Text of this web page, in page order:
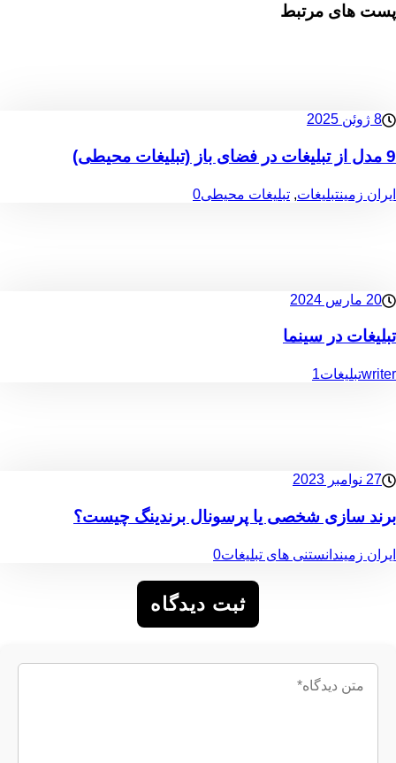
پست های مرتبط
8 ژوئن 2025
9 مدل از تبلیغات در فضای باز (تبلیغات محیطی)
ایران زمینتبلیغات, تبلیغات محیطی0
20 مارس 2024
تبلیغات در سینما
writerتبلیغات1
27 نوامبر 2023
برند سازی شخصی یا پرسونال برندینگ چیست؟
ایران زمیندانستنی های تبلیغات0
ثبت دیدگاه